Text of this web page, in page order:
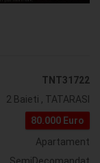
TNT31722
2 Baieti , TATARASI
80.000 Euro
Apartament